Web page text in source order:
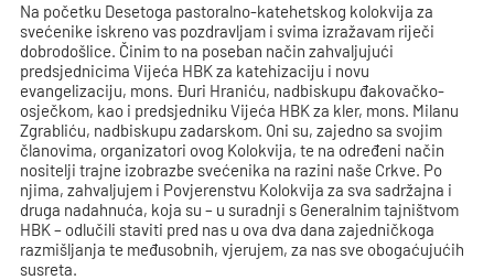
Na početku Desetoga pastoralno-katehetskog kolokvija za
svećenike iskreno vas pozdravljam i svima izražavam riječi
dobrodošlice. Činim to na poseban način zahvaljujući
predsjednicima Vijeća HBK za katehizaciju i novu
evangelizaciju, mons. Đuri Hraniću, nadbiskupu đakovačko-
osječkom, kao i predsjedniku Vijeća HBK za kler, mons. Milanu
Zgrabliću, nadbiskupu zadarskom. Oni su, zajedno sa svojim
članovima, organizatori ovog Kolokvija, te na određeni način
nositelji trajne izobrazbe svećenika na razini naše Crkve. Po
njima, zahvaljujem i Povjerenstvu Kolokvija za sva sadržajna i
druga nadahnuća, koja su – u suradnji s Generalnim tajništvom
HBK – odlučili staviti pred nas u ova dva dana zajedničkoga
razmišljanja te međusobnih, vjerujem, za nas sve obogaćujućih
susreta.